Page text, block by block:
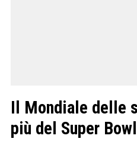
Il Mondiale delle
più del Super Bowl